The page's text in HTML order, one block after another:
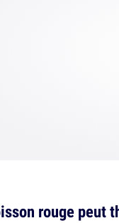
rouge peut